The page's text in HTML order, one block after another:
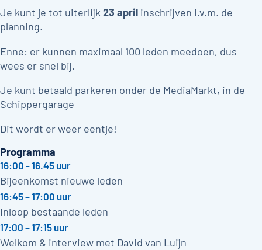
Je kunt je tot uiterlijk 23 april inschrijven i.v.m. de
planning.
Enne: er kunnen maximaal 100 leden meedoen, dus
wees er snel bij.
Je kunt betaald parkeren onder de MediaMarkt, in de
Schippergarage
Dit wordt er weer eentje!
Programma
16:00 - 16.45 uur
Bijeenkomst nieuwe leden
16:45 – 17:00 uur
Inloop bestaande leden
17:00 – 17:15 uur
Welkom & interview met David van Luijn